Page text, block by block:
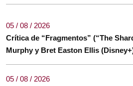
05 / 08 / 2026
Crítica de “Fragmentos” (“The
Murphy y Bret Easton Ellis
05 / 08 / 2026